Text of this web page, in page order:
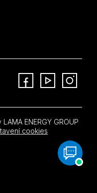
ENERGY GROUP
cookies